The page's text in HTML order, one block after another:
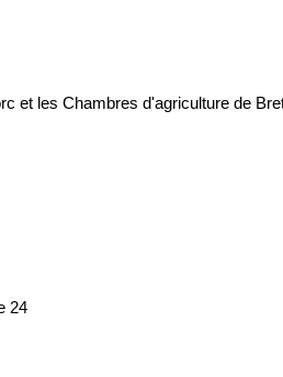
et les Chambres d'agriculture de
24